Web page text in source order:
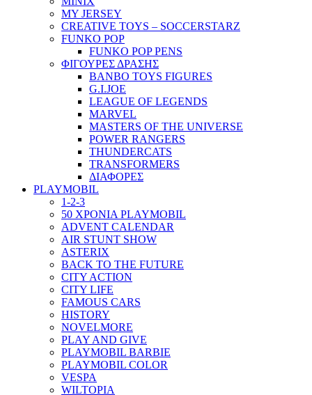
MY JERSEY
CREATIVE TOYS – SOCCERSTARZ
FUNKO POP
FUNKO POP PENS
ΦΙΓΟΥΡΕΣ ΔΡΑΣΗΣ
BANBO TOYS FIGURES
G.I.JOE
LEAGUE OF LEGENDS
MARVEL
MASTERS OF THE UNIVERSE
POWER RANGERS
THUNDERCATS
TRANSFORMERS
ΔΙΑΦΟΡΕΣ
PLAYMOBIL
1-2-3
50 ΧΡΟΝΙΑ PLAYMOBIL
ADVENT CALENDAR
AIR STUNT SHOW
ASTERIX
BACK TO THE FUTURE
CITY ACTION
CITY LIFE
FAMOUS CARS
HISTORY
NOVELMORE
PLAY AND GIVE
PLAYMOBIL BARBIE
PLAYMOBIL COLOR
VESPA
WILTOPIA